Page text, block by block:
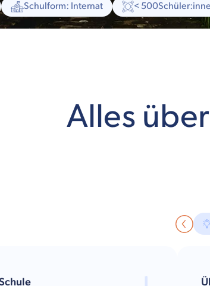
Schulform: Internat < 500
Alles